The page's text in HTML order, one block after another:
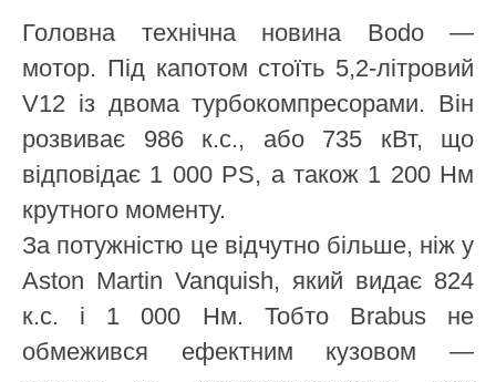
Головна технічна новина Bodo —
мотор. Під капотом стоїть 5,2-літровий
V12 із двома турбокомпресорами. Він
розвиває 986 к.с., або 735 кВт, що
відповідає 1 000 PS, а також 1 200 Нм
крутного моменту.
За потужністю це відчутно більше, ніж у
Aston Martin Vanquish, який видає 824
к.с. і 1 000 Нм. Тобто Brabus не
обмежився ефектним кузовом —